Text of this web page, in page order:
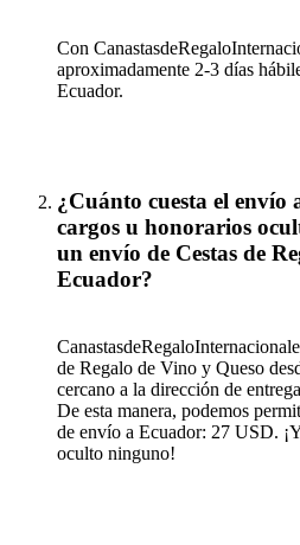
Con
aproximadamente 2-3 días
Ecuador.
¿Cuánto cuesta el
cargos u honorarios
un envío de Cestas de
Ecuador?
de Regalo de Vino y Queso
cercano a la dirección de
De esta manera, podemos
de envío a Ecuador: 27 USD.
oculto ninguno!